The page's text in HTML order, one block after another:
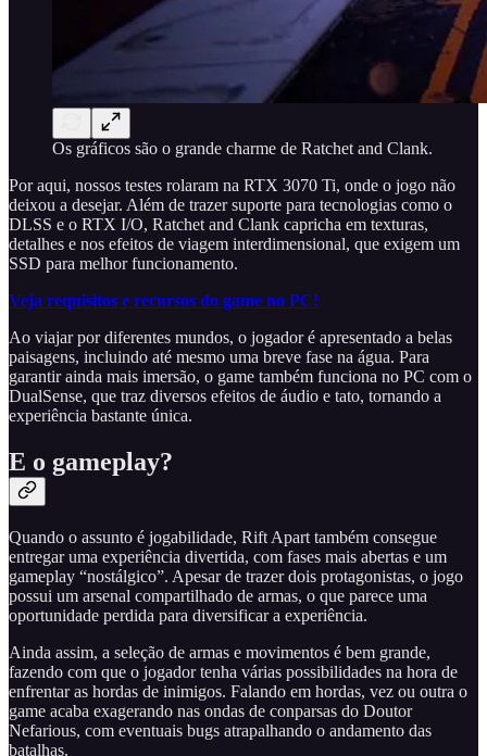
Os gráficos são o grande charme de Ratchet and Clank.
Por aqui, nossos testes rolaram na RTX 3070 Ti, onde o jogo não
deixou a desejar. Além de trazer suporte para tecnologias como o
DLSS e o RTX I/O, Ratchet and Clank capricha em texturas,
detalhes e nos efeitos de viagem interdimensional, que exigem um
SSD para melhor funcionamento.
Veja requisitos e recursos do game no PC!
Ao viajar por diferentes mundos, o jogador é apresentado a belas
paisagens, incluindo até mesmo uma breve fase na água. Para
garantir ainda mais imersão, o game também funciona no PC com o
DualSense, que traz diversos efeitos de áudio e tato, tornando a
experiência bastante única.
E o gameplay?
Quando o assunto é jogabilidade, Rift Apart também consegue
entregar uma experiência divertida, com fases mais abertas e um
gameplay “nostálgico”. Apesar de trazer dois protagonistas, o jogo
possui um arsenal compartilhado de armas, o que parece uma
oportunidade perdida para diversificar a experiência.
Ainda assim, a seleção de armas e movimentos é bem grande,
fazendo com que o jogador tenha várias possibilidades na hora de
enfrentar as hordas de inimigos. Falando em hordas, vez ou outra o
game acaba exagerando nas ondas de conparsas do Doutor
Nefarious, com eventuais bugs atrapalhando o andamento das
batalhas.